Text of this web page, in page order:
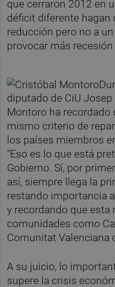
que cerraron 2012 en
déficit diferente hagan
reducción pero no a
provocar más
diputado de CiU Josep
Montoro ha recordado
mismo criterio de
los países miembros
"Eso es lo que está
Gobierno. Sí, por
así, siempre llega la
restando importancia
y recordando que esta
comunidades como
Comunitat Valenciana
A su juicio, lo
supere la crisis